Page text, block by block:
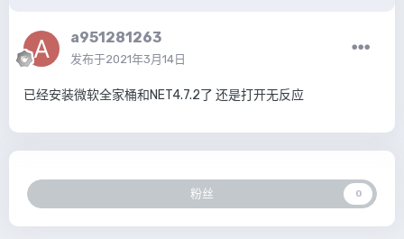
a951281263
发布于2021年3月14日
已经安装微软全家桶和NET4.7.2了 还是打开无反应
粉丝 0